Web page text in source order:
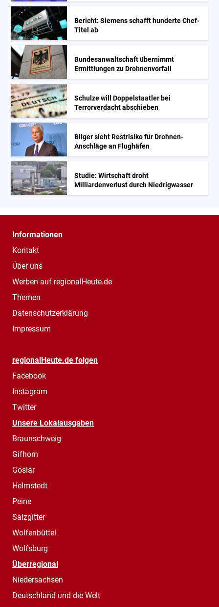
Bericht: Siemens schafft hunderte Chef-
Titel ab
Bundesanwaltschaft übernimmt
Ermittlungen zu Drohnenvorfall
Schulze will Doppelstaatler bei
Terrorverdacht abschieben
Bilger sieht Restrisiko für Drohnen-
Anschläge an Flughäfen
Studie: Wirtschaft droht
Milliardenverlust durch Niedrigwasser
Informationen
Kontakt
Über uns
Werben auf regionalHeute.de
Themen
Datenschutzerklärung
Impressum
regionalHeute.de folgen
Facebook
Instagram
Twitter
Unsere Lokalausgaben
Braunschweig
Gifhorn
Goslar
Helmstedt
Peine
Salzgitter
Wolfenbüttel
Wolfsburg
Überregional
Niedersachsen
Deutschland und die Welt